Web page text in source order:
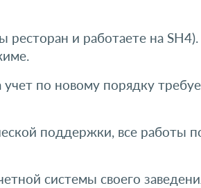
и работаете на
учет по новому порядку
поддержки, все работы
системы своего